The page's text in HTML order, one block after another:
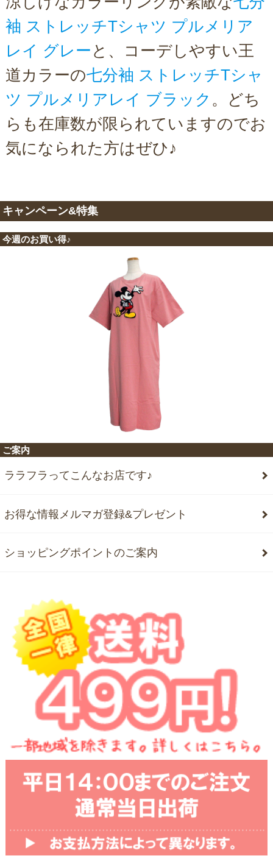
袖 ストレッチTシャツ プルメリア
レイ グレー と、コーデしやすい王
道カラーの七分袖 ストレッチTシャ
ツ プルメリアレイ ブラック 。どち
らも在庫数が限られていますのでお
気になられた方はぜひ♪
キャンペーン&特集
今週のお買い得♪
ご案内
ララフラってこんなお店です♪
お得な情報メルマガ登録&プレゼント
ショッピングポイントのご案内